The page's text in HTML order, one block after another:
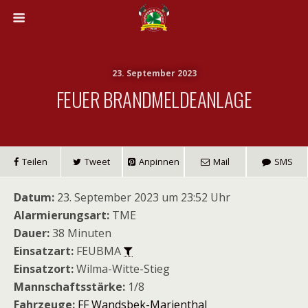
23. September 2023
FEUER BRANDMELDEANLAGE
Teilen Tweet Anpinnen Mail SMS
Datum: 23. September 2023 um 23:52 Uhr
Alarmierungsart: TME
Dauer:38 Minuten
Einsatzart: FEUBMA
Einsatzort:Wilma-Witte-Stieg
Mannschaftsstärke: 1/8
Fahrzeuge: FF Wandsbek-Marienthal